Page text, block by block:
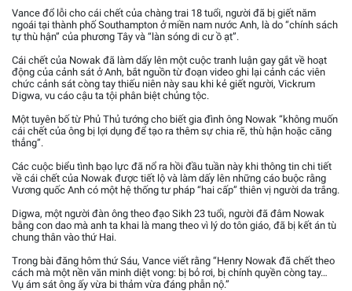
Vance đổ lỗi cho cái chết của chàng trai 18 tuổi, người đã bị giết năm
ngoái tại thành phố Southampton ở miền nam nước Anh, là do “chính sách
tự thù hận” của phương Tây và “làn sóng di cư ồ ạt”.
Cái chết của Nowak đã làm dấy lên một cuộc tranh luận gay gắt về hoạt
động của cảnh sát ở Anh, bắt nguồn từ đoạn video ghi lại cảnh các viên
chức cảnh sát còng tay thiếu niên này sau khi kẻ giết người, Vickrum
Digwa, vu cáo cậu ta tội phân biệt chủng tộc.
Một tuyên bố từ Phủ Thủ tướng cho biết gia đình ông Nowak “không muốn
cái chết của ông bị lợi dụng để tạo ra thêm sự chia rẽ, thù hận hoặc căng
thẳng”.
Các cuộc biểu tình bạo lực đã nổ ra hồi đầu tuần này khi thông tin chi tiết
về cái chết của Nowak được tiết lộ và làm dấy lên những cáo buộc rằng
Vương quốc Anh có một hệ thống tư pháp “hai cấp” thiên vị người da trắng.
Digwa, một người đàn ông theo đạo Sikh 23 tuổi, người đã đâm Nowak
bằng con dao mà anh ta khai là mang theo vì lý do tôn giáo, đã bị kết án tù
chung thân vào thứ Hai.
Trong bài đăng hôm thứ Sáu, Vance viết rằng “Henry Nowak đã chết theo
cách mà một nền văn minh diệt vong: bị bỏ rơi, bị chính quyền còng tay…
Vụ ám sát ông ấy vừa bi thảm vừa đáng phẫn nộ.”